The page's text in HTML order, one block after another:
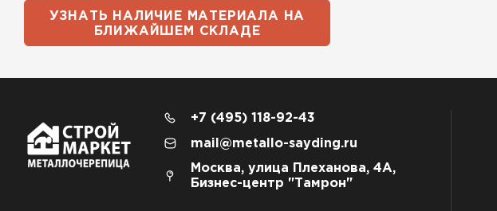
УЗНАТЬ НАЛИЧИЕ МАТЕРИАЛА НА
БЛИЖАЙШЕМ СКЛАДЕ
+7 (495) 118-92-43
mail@metallo-sayding.ru
Москва, улица Плеханова, 4А,
Бизнес-центр "Тамрон"